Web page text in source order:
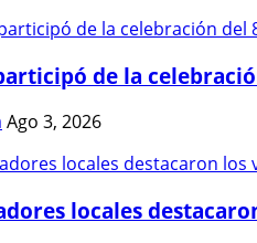
de la
Ago 3, 2026
locales